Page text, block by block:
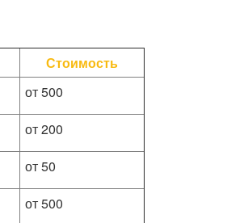
Стоимость
от 500
от 200
от 50
от 500